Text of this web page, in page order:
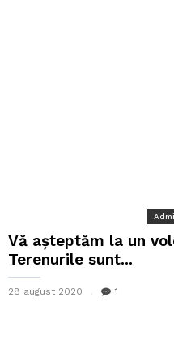
Vă așteptăm la un
Terenurile sunt...
28 august 2020 1